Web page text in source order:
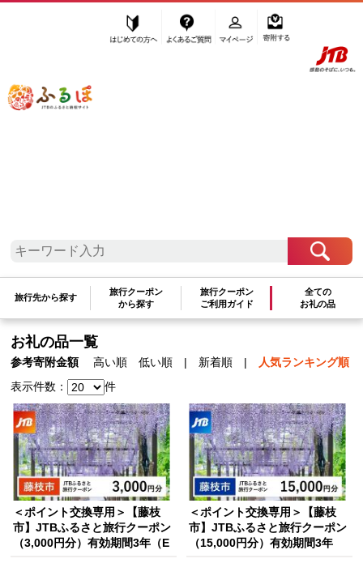
ふるぽ JTBのふるさと納税サイト
旅行先から探す
旅行クーポン
から探す
旅行クーポン
ご利用ガイド
全ての
お礼の品
藤枝市
自治体情報 お礼の品一覧 使い道について
お礼の品一覧
参考寄附金額 高い順 低い順 | 新着順 | 人気ランキング順
表示件数：
件
＜ポイント交換専用＞【藤枝
市】JTBふるさと旅行クーポン
（3,000円分）有効期間3年（E
＜ポイント交換専用＞【藤枝
市】JTBふるさと旅行クーポン
（15,000円分）有効期間3年